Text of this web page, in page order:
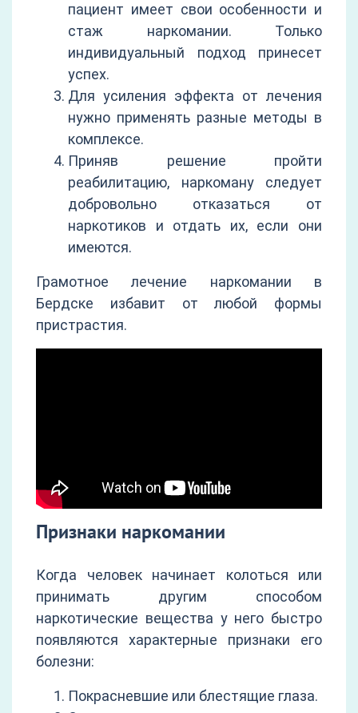
пациент имеет свои особенности и
стаж наркомании. Только
индивидуальный подход принесет
успех.
Для усиления эффекта от лечения
нужно применять разные методы в
комплексе.
Приняв решение пройти
реабилитацию, наркоману следует
добровольно отказаться от
наркотиков и отдать их, если они
имеются.
Грамотное лечение наркомании в
Бердске избавит от любой формы
пристрастия.
Признаки наркомании
Когда человек начинает колоться или
принимать другим способом
наркотические вещества у него быстро
появляются характерные признаки его
болезни:
Покрасневшие или блестящие глаза.